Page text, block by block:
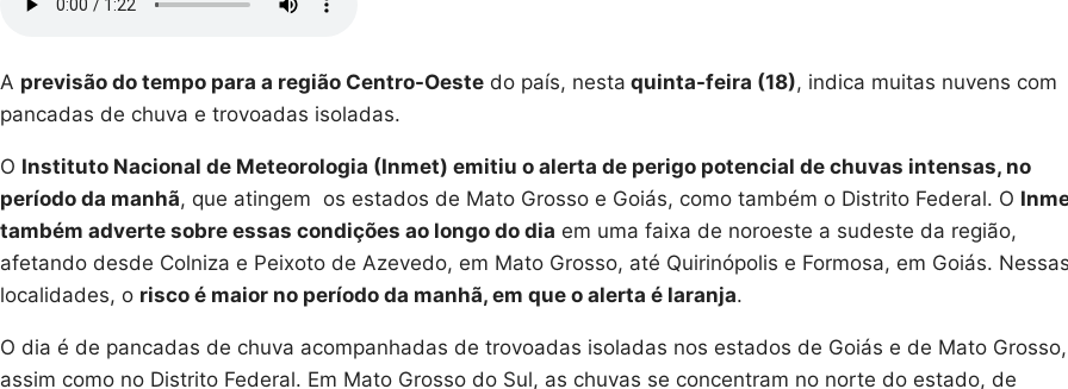
A previsão do tempo para a região Centro-Oeste do país, nesta quinta-feira (18), indica muitas nuvens com
pancadas de chuva e trovoadas isoladas.
O Instituto Nacional de Meteorologia (Inmet) emitiu o alerta de perigo potencial de chuvas intensas, no
período da manhã, que atingem os estados de Mato Grosso e Goiás, como também o Distrito Federal. O
também adverte sobre essas condições ao longo do dia em uma faixa de noroeste a sudeste da região,
afetando desde Colniza e Peixoto de Azevedo, em Mato Grosso, até Quirinópolis e Formosa, em Goiás. Nessas
localidades, o risco é maior no período da manhã, em que o alerta é laranja.
O dia é de pancadas de chuva acompanhadas de trovoadas isoladas nos estados de Goiás e de Mato Grosso,
assim como no Distrito Federal. Em Mato Grosso do Sul, as chuvas se concentram no norte do estado, de